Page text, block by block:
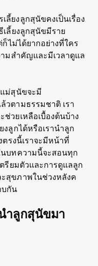
ยงลูกสุนัขคงเป็นเรื่อง
ลี้ยงลูกสุนัขมีราย
ก็ไม่ได้ยากอย่างที่ใคร
มสำคัญและมีเวลาดูแล
ม่สุนัขจะมี
ตามธรรมชาติ เรา
วยเหลือเบื้องต้นบ้าง
ลูกได้หรือเรานำลูก
ตรงนี้เราจะมีหน้าที่
นบทความนี้จะสอนทุก
รียมตัวและการดูแลลูก
สุขภาพในช่วงหลังค
บกัน
ำลูกสุนัขมา